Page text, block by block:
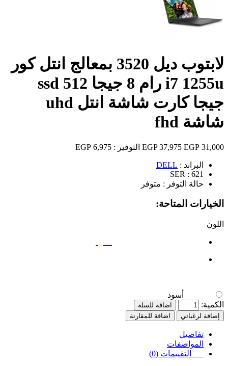
لابتوب ديل 3520 بمعالج انتل كور
i7 1255u رام 8 جيجا ssd 512
جيجا كارت شاشة انتل uhd
شاشة fhd
31,000 EGP
37,975 EGP التوفير : 6,975 EGP
البراند : DELL
SER : 621
حالة التوفر : متوفر
الخيارات المتاحة:
اللون
أسود
الكمية:
اضافة للسلة
إضافة لرغباتي
اضافة للمقارنة
تفاصيل
المواصفات
التقييمات (0)